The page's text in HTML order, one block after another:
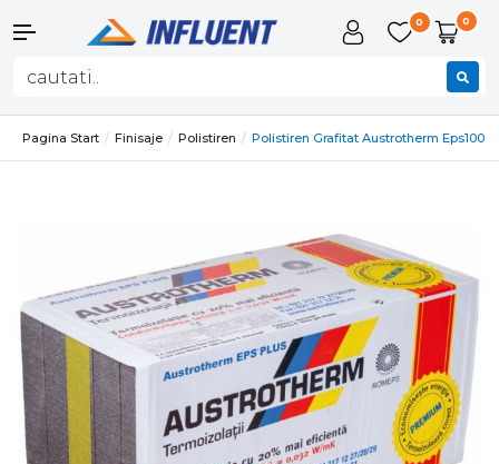
0 0
Pagina Start Finisaje Polistiren Polistiren Grafitat Austrotherm Eps100